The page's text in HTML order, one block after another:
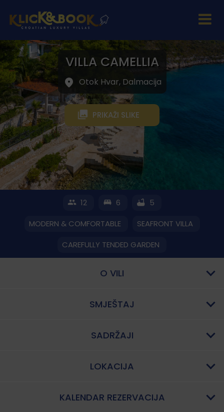
VILLA CAMELLIA
Otok Hvar, Dalmacija
PRIKAŽI SLIKE
12 6
5
MODERN & COMFORTABLE
SEAFRONT VILLA
CAREFULLY TENDED GARDEN
O VILI
SMJEŠTAJ
SADRŽAJI
LOKACIJA
KALENDAR REZERVACIJA